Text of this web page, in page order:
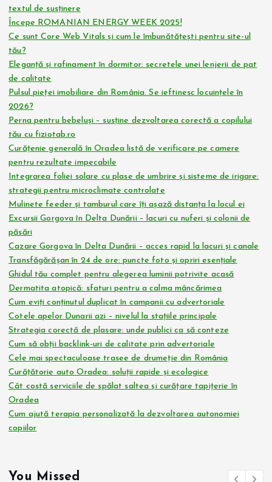
textul de susținere
Începe ROMANIAN ENERGY WEEK 2025!
Ce sunt Core Web Vitals și cum le îmbunătățești pentru site-ul
tău?
Eleganță și rafinament în dormitor: secretele unei lenjerii de pat
de calitate
Pulsul pieței imobiliare din România. Se ieftinesc locuințele în
2026?
Perna pentru bebeluși – susține dezvoltarea corectă a copilului
tău cu fiziotab.ro
Curățenie generală în Oradea listă de verificare pe camere
pentru rezultate impecabile
Integrarea foliei solare cu plase de umbrire și sisteme de irigare:
strategii pentru microclimate controlate
Mulinete feeder și tamburul care îți așază distanța la locul ei
Excursii Gorgova în Delta Dunării – lacuri cu nuferi și colonii de
păsări
Cazare Gorgova în Delta Dunării – acces rapid la lacuri și canale
Transfăgărășan în 24 de ore: puncte foto și opriri esențiale
Ghidul tău complet pentru alegerea luminii potrivite acasă
Dermatita atopică: sfaturi pentru a calma mâncărimea
Cum eviți conținutul duplicat în campanii cu advertoriale
Cotele apelor Dunarii azi – nivelul la stațiile principale
Strategia corectă de plasare: unde publici ca să conteze
Cum să obții backlink-uri de calitate prin advertoriale
Cele mai spectaculoase trasee de drumeție din România
Curățătorie auto Oradea: soluții rapide și ecologice
Cât costă serviciile de spălat saltea și curățare tapițerie în
Oradea
Cum ajută terapia personalizată la dezvoltarea autonomiei
copiilor
You Missed